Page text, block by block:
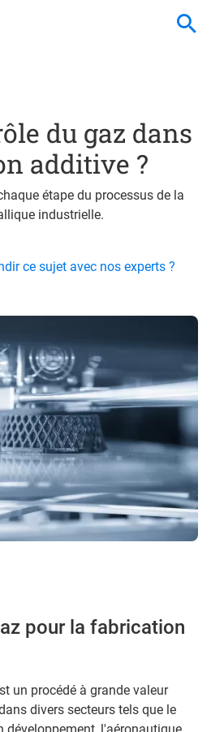
du gaz dans
additive ?
étape du processus de la
industrielle.
ce sujet avec nos experts ?
pour la fabrication
un procédé à grande valeur
divers secteurs tels que le